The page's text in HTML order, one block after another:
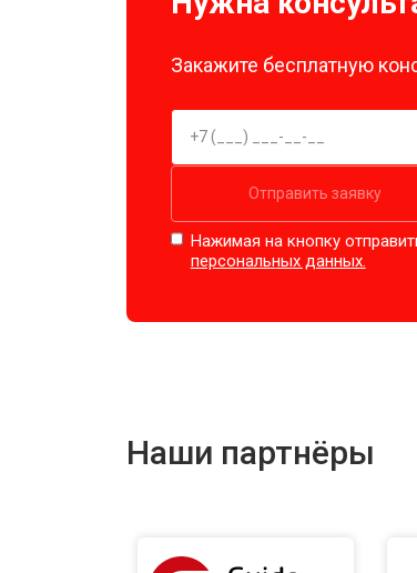
Закажите бесплатную
Отправить заявку
Нажимая на кнопку
персональных данных.
Наши партнёры